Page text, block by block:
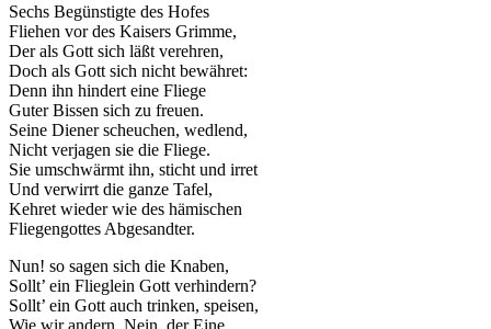
Sechs Begünstigte des Hofes
Fliehen vor des Kaisers Grimme,
Der als Gott sich läßt verehren,
Doch als Gott sich nicht bewähret:
Denn ihn hindert eine Fliege
Guter Bissen sich zu freuen.
Seine Diener scheuchen, wedlend,
Nicht verjagen sie die Fliege.
Sie umschwärmt ihn, sticht und irret
Und verwirrt die ganze Tafel,
Kehret wieder wie des hämischen
Fliegengottes Abgesandter.
Nun! so sagen sich die Knaben,
Sollt’ ein Flieglein Gott verhindern?
Sollt’ ein Gott auch trinken, speisen,
Wie wir andern. Nein, der Eine